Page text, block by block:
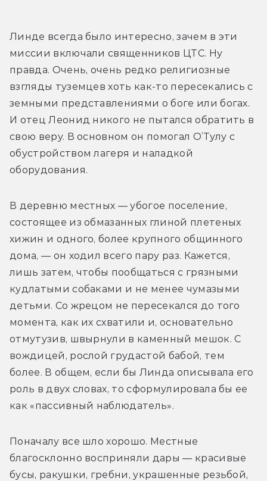
Линде всегда было интересно, зачем в эти
миссии включали священников ЦТС. Ну
правда. Очень, очень редко религиозные
взгляды туземцев хоть как-то пересекались с
земными представлениями о боге или богах.
И отец Леонид никого не пытался обратить в
свою веру. В основном он помогал О’Тулу с
обустройством лагеря и наладкой
оборудования.
В деревню местных — убогое поселение,
состоящее из обмазанных глиной плетеных
хижин и одного, более крупного общинного
дома, — он ходил всего пару раз. Кажется,
лишь затем, чтобы пообщаться с грязными
кудлатыми собаками и не менее чумазыми
детьми. Со жрецом не пересекался до того
момента, как их схватили и, основательно
отмутузив, швырнули в каменный мешок. С
вождицей, рослой грудастой бабой, тем
более. В общем, если бы Линда описывала его
роль в двух словах, то сформулировала бы ее
как «пассивный наблюдатель».
Поначалу все шло хорошо. Местные
благосклонно восприняли дары — красивые
бусы, ракушки, гребни, украшенные резьбой,